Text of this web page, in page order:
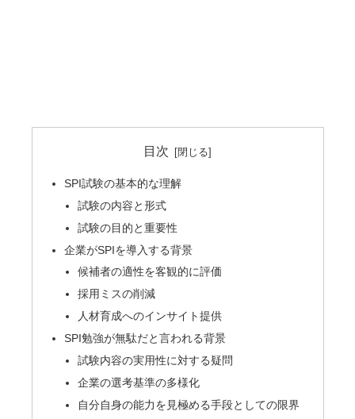
目次
SPI試験の基本的な理解
試験の内容と形式
試験の目的と重要性
企業がSPIを導入する背景
候補者の適性を客観的に評価
採用ミスの削減
人材育成へのインサイト提供
SPI勉強が無駄だと言われる背景
試験内容の実用性に対する疑問
企業の選考基準の多様化
自分自身の能力を見極める手段としての限界